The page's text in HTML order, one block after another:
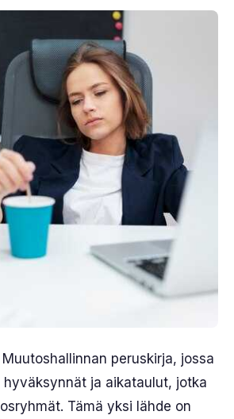
peruskirja, jossa
hyväksynnät ja aikataulut, jotka
Tämä yksi lähde on